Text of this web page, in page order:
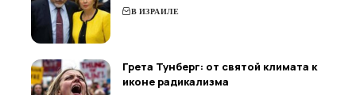
В ИЗРАИЛЕ
Грета Тунберг: от святой климата к
иконе радикализма